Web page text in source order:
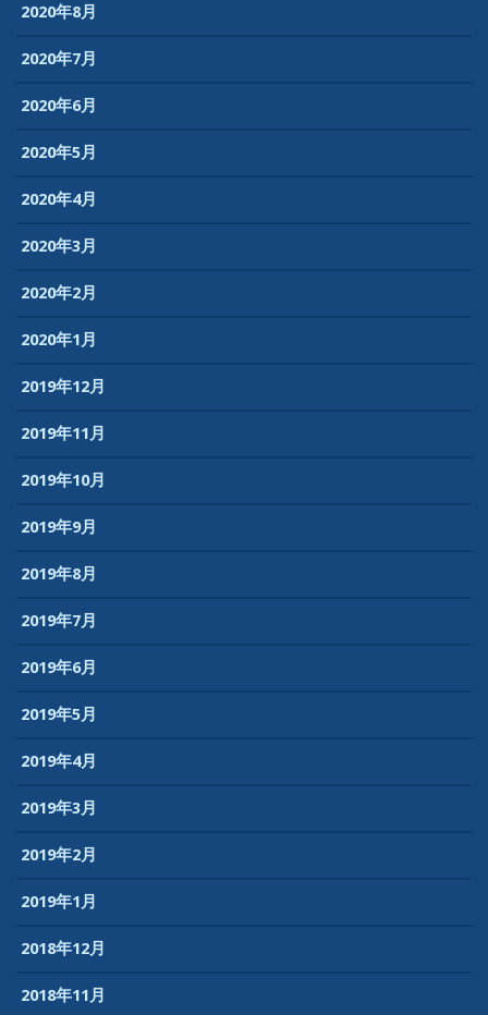
2020年8月
2020年7月
2020年6月
2020年5月
2020年4月
2020年3月
2020年2月
2020年1月
2019年12月
2019年11月
2019年10月
2019年9月
2019年8月
2019年7月
2019年6月
2019年5月
2019年4月
2019年3月
2019年2月
2019年1月
2018年12月
2018年11月